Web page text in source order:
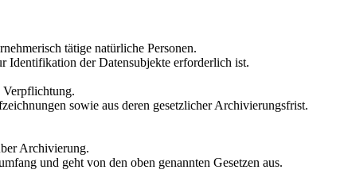
tätige natürliche Personen.
Identifikation der Datensubjekte erforderlich ist.
Verpflichtung.
sowie aus deren gesetzlicher Archivierungsfrist.
Archivierung.
und geht von den oben genannten Gesetzen aus.